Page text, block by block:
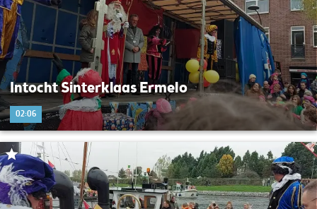
Intocht Sinterklaas Ermelo
02:06